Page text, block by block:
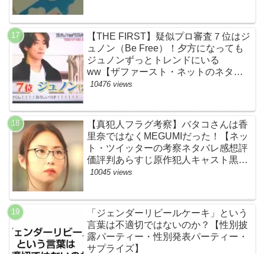
【THE FIRST】疑似プロ審査７位はジ
ュノン（Be Free）！夕方になっても
ジュノンずっとトレンドにいる
ww【ザファースト・ネットのネタバ
レ感想考察まとめ・スッキリ・
10476 views
【真犯人フラグ考察】バタコさんは香
里奈ではなくMEGUMIだった！【ネッ
ト・ツイッターの考察ネタバレ感想評
価評判あらすじ原作犯人キャスト黒幕
伏線まとめ】
10045 views
「ジェンダーリビールケーキ」という
言葉は不適切ではないのか？【性別披
露パーティー・性別発表パーティー・
サプライズ】